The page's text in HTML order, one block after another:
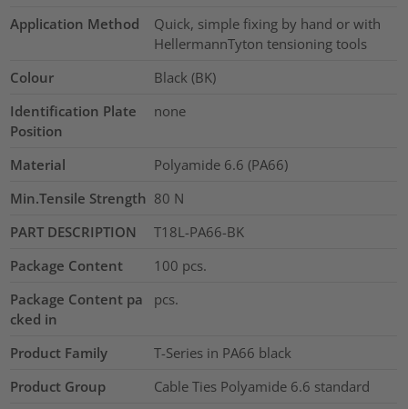
Application Method
Quick, simple fixing by hand or with
HellermannTyton tensioning tools
Colour
Black (BK)
Identification Plate
Position
none
Material
Polyamide 6.6 (PA66)
Min.Tensile Strength 80 N
PART DESCRIPTION
T18L-PA66-BK
Package Content
100 pcs.
Package Content pa
cked in
pcs.
Product Family
T-Series in PA66 black
Product Group
Cable Ties Polyamide 6.6 standard